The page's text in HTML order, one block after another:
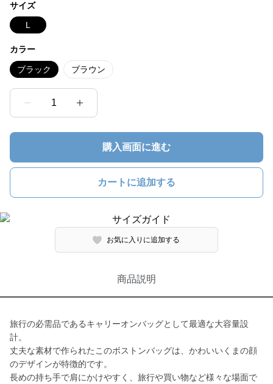
サイズ
L
カラー
ブラック ブラウン
1
購入画面に進む
カートに追加する
お気に入りに追加する
商品説明
旅行の必需品であるキャリーオンバッグとして最適な大容量設
計。
丈夫な素材で作られたこのボストンバッグは、かわいいくまの顔
のデザインが特徴的です。
長めの持ち手で肩にかけやすく、旅行や買い物など様々な場面で